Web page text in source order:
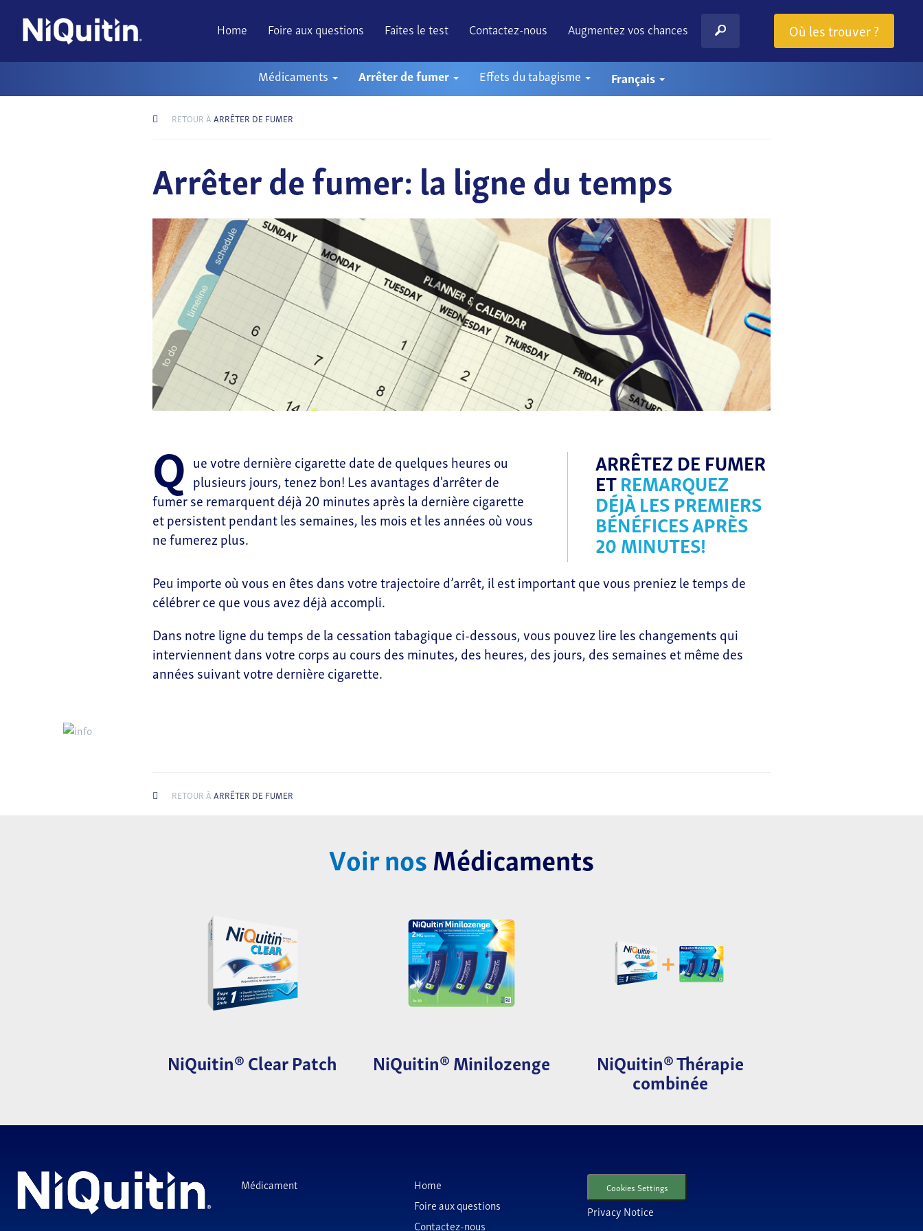
Home Foire aux questions Faites le test Contactez-nous Augmentez vos chances Où les trouver ?
Médicaments Arrêter de fumer Effets du tabagisme Français
RETOUR ÀARRÊTER DE FUMER
Arrêter de fumer: la ligne du temps​
Q ue votre dernière cigarette date de quelques heures ou
plusieurs jours, tenez bon! Les avantages d'arrêter de
fumer se remarquent déjà 20 minutes après la dernière cigarette
et persistent pendant les semaines, les mois et les années où vous
ne fumerez plus.
ARRÊTEZ DE FUMER
ETREMARQUEZ
DÉJÀ LES PREMIERS
BÉNÉFICES APRÈS
20 MINUTES!
Peu importe où vous en êtes dans votre trajectoire d’arrêt, il estimportant que vous preniez le temps de
célébrer ce que vous avez déjà accompli.
Dans notre ligne du temps de la cessation tabagique ci-dessous, vous pouvez lire les changements qui
interviennent dans votre corps au cours des minutes, des heures, des jours, des semaines et même des
années suivant votre dernière cigarette.
RETOUR ÀARRÊTER DE FUMER
Voir nosMédicaments
NiQuitin® Clear Patch NiQuitin® Minilozenge NiQuitin® Thérapie
combinée
Médicament
Home
Foire aux questions
Contactez-nous
Cookies Settings
Privacy Notice